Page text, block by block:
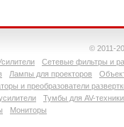
© 2011-
Сетевые фильтры и
Лампы для проекторов
и преобразователи
Тумбы для AV-техники
Мониторы